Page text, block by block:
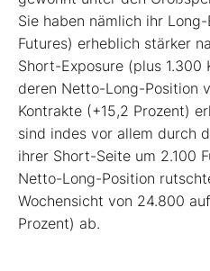
Sie haben nämlich ihr
Futures) erheblich stärker
Short-Exposure (plus 1.300
deren Netto-Long-Position
Kontrakte (+15,2 Prozent)
sind indes vor allem durch
ihrer Short-Seite um 2.100
Netto-Long-Position
Wochensicht von 24.800
Prozent) ab.